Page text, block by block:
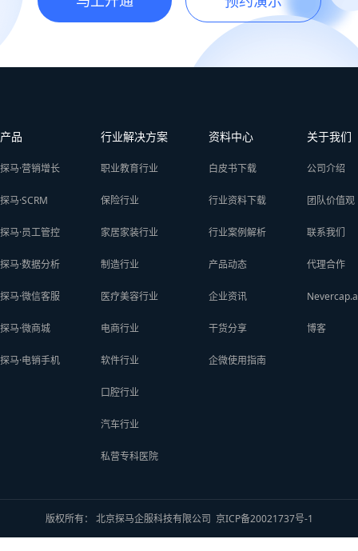
产品
探马·营销增长
探马·SCRM
探马·员工管控
探马·数据分析
探马·微信客服
探马·微商城
探马·电销手机
行业解决方案
职业教育行业
保险行业
家居家装行业
制造行业
医疗美容行业
电商行业
软件行业
口腔行业
汽车行业
私营专科医院
资料中心
白皮书下载
行业资料下载
行业案例解析
产品动态
企业资讯
干货分享
企微使用指南
关于我们
公司介绍
团队价值观
联系我们
代理合作
博客
版权所有： 北京探马企服科技有限公司 京ICP备20021737号-1